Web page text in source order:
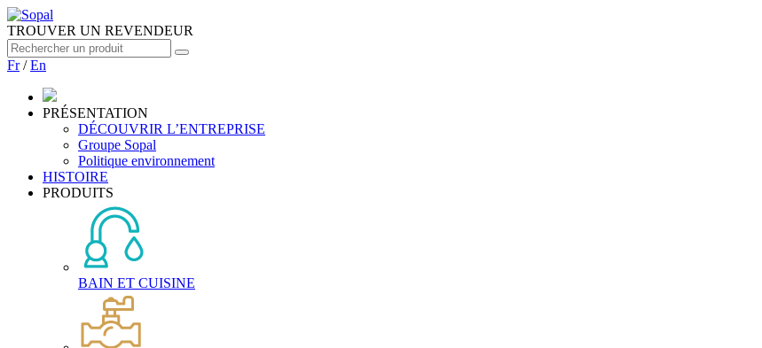
TROUVER UN REVENDEUR
Fr/En
PRÉSENTATION
DÉCOUVRIR L’ENTREPRISE
Groupe Sopal
Politique environnement
HISTOIRE
PRODUITS
BAIN ET CUISINE